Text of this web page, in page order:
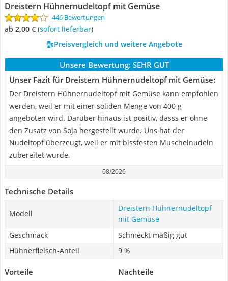
Dreistern Hühnernudeltopf mit Gemüse
446 Bewertungen
ab 2,00 € ( Sofort lieferbar)
Preisvergleich und weitere Angebote
Unsere Bewertung: SEHR GUT
Unser Fazit für Dreistern Hühnernudeltopf mit Gemüse:
Der Dreistern Hühnernudeltopf mit Gemüse kann empfohlen
werden, weil er mit einer soliden Menge von 400 g
angeboten wird. Darüber hinaus ist positiv, dasss er ohne
den Zusatz von Soja hergestellt wurde. Uns hat der
Nudeltopf überzeugt, weil er mit bissfesten Muschelnudeln
zubereitet wurde.
08/2026
Technische Details
Modell
Dreistern Hühnernudeltopf
mit Gemüse
Geschmack
Schmeckt mäßig gut
Hühnerfleisch-Anteil
9 %
Vorteile Nachteile